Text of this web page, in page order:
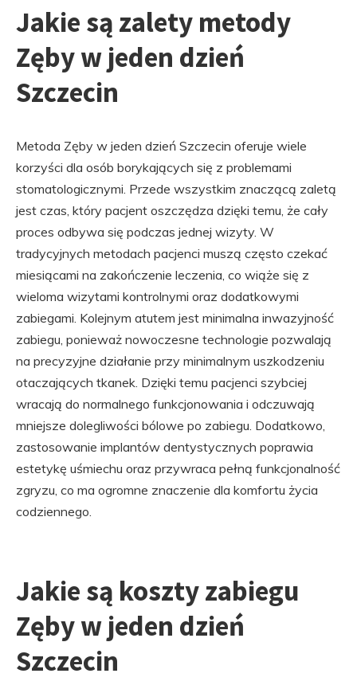
Jakie są zalety metody
Zęby w jeden dzień
Szczecin
Metoda Zęby w jeden dzień Szczecin oferuje wiele
korzyści dla osób borykających się z problemami
stomatologicznymi. Przede wszystkim znaczącą zaletą
jest czas, który pacjent oszczędza dzięki temu, że cały
proces odbywa się podczas jednej wizyty. W
tradycyjnych metodach pacjenci muszą często czekać
miesiącami na zakończenie leczenia, co wiąże się z
wieloma wizytami kontrolnymi oraz dodatkowymi
zabiegami. Kolejnym atutem jest minimalna inwazyjność
zabiegu, ponieważ nowoczesne technologie pozwalają
na precyzyjne działanie przy minimalnym uszkodzeniu
otaczających tkanek. Dzięki temu pacjenci szybciej
wracają do normalnego funkcjonowania i odczuwają
mniejsze dolegliwości bólowe po zabiegu. Dodatkowo,
zastosowanie implantów dentystycznych poprawia
estetykę uśmiechu oraz przywraca pełną funkcjonalność
zgryzu, co ma ogromne znaczenie dla komfortu życia
codziennego.
Jakie są koszty zabiegu
Zęby w jeden dzień
Szczecin